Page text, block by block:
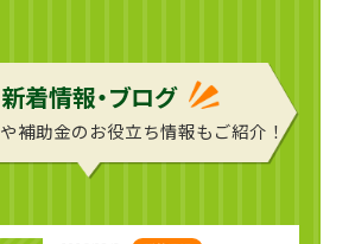
も塩害が関係してい
てもおかしく
新着情報・ブログ
補助金のお役立ち情報もご紹介！